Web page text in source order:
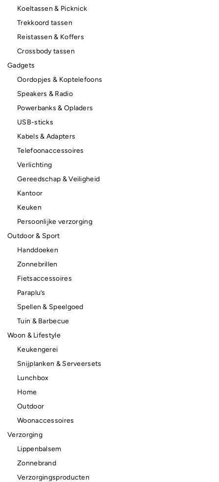
Koeltassen & Picknick
Trekkoord tassen
Reistassen & Koffers
Crossbody tassen
Gadgets
Oordopjes & Koptelefoons
Speakers & Radio
Powerbanks & Opladers
USB-sticks
Kabels & Adapters
Telefoonaccessoires
Verlichting
Gereedschap & Veiligheid
Kantoor
Keuken
Persoonlijke verzorging
Outdoor & Sport
Handdoeken
Zonnebrillen
Fietsaccessoires
Paraplu’s
Spellen & Speelgoed
Tuin & Barbecue
Woon & Lifestyle
Keukengerei
Snijplanken & Serveersets
Lunchbox
Home
Outdoor
Woonaccessoires
Verzorging
Lippenbalsem
Zonnebrand
Verzorgingsproducten